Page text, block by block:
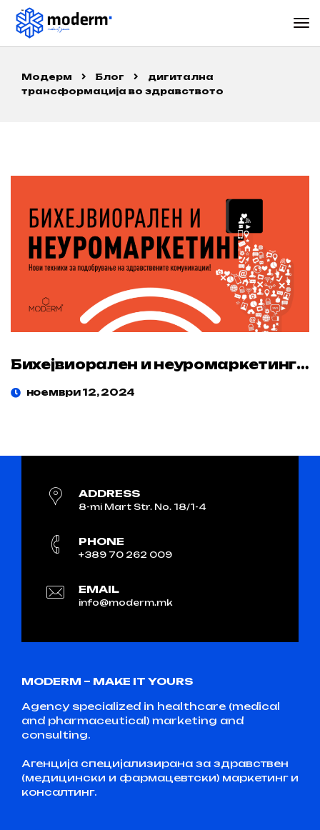
Модерм Блог
дигитална
трансформација во здравството
Бихејвиорален и неуромаркетинг во здравството
ноември 12, 2024
ADDRESS
8-mi Mart Str. No. 18/1-4
PHONE
+389 70 262 009
EMAIL
info@moderm.mk
MODERM – MAKE IT YOURS
Agency specialized in healthcare (medical
and pharmaceutical) marketing and
consulting.
Агенција специјализирана за здравствен
(медицински и фармацевтски) маркетинг и
консалтинг.